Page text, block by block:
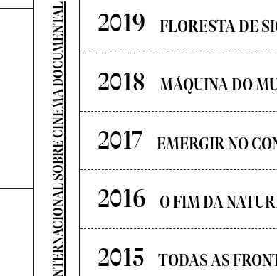
SEMINÁRIO INTERNACIONAL SOBRE CINEMA DOCUMENTAL 2019 FLORESTA DE
2018 MÁQUINA DO
2017 EMERGIR NO
2016 O FIM DA
2015 TODAS AS